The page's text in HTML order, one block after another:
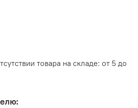
товара на складе: от 5 до